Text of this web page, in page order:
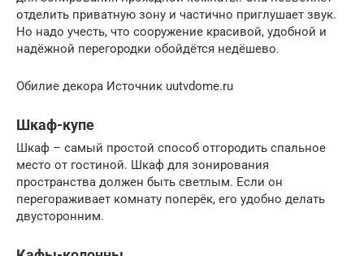
отделить приватную зону и частично приглушает звук.
Но надо учесть, что сооружение красивой, удобной и
надёжной перегородки обойдётся недёшево.
Обилие декора Источник uutvdome.ru
Шкаф-купе
Шкаф – самый простой способ отгородить спальное
место от гостиной. Шкаф для зонирования
пространства должен быть светлым. Если он
перегораживает комнату поперёк, его удобно делать
двусторонним.